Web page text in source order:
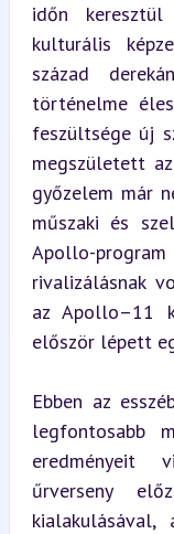
időn
kulturális
század
történelme
feszültsége új
megszületett
győzelem már
műszaki és
Apollo-
rivalizálásnak
az Apollo–11
először lépett
Ebben az
legfontosabb
eredményeit
űrverseny